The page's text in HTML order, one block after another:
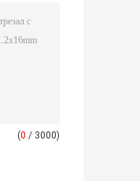
(0 / 3000)